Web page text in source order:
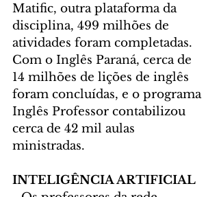
Matific, outra plataforma da
disciplina, 499 milhões de
atividades foram completadas.
Com o Inglês Paraná, cerca de
14 milhões de lições de inglês
foram concluídas, e o programa
Inglês Professor contabilizou
cerca de 42 mil aulas
ministradas.
INTELIGÊNCIA ARTIFICIAL